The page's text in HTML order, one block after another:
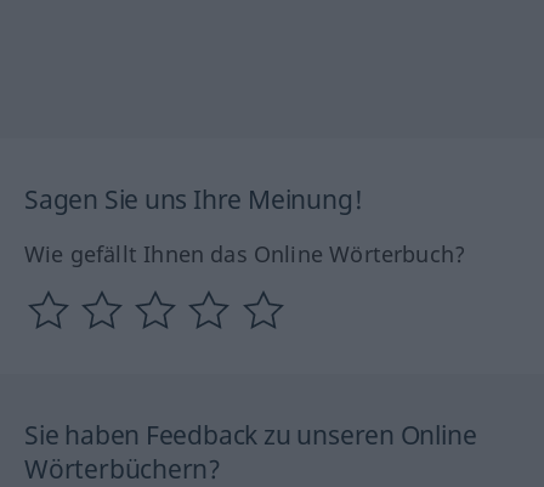
Sagen Sie uns Ihre Meinung!
Wie gefällt Ihnen das Online Wörterbuch?
Sie haben Feedback zu unseren Online
Wörterbüchern?